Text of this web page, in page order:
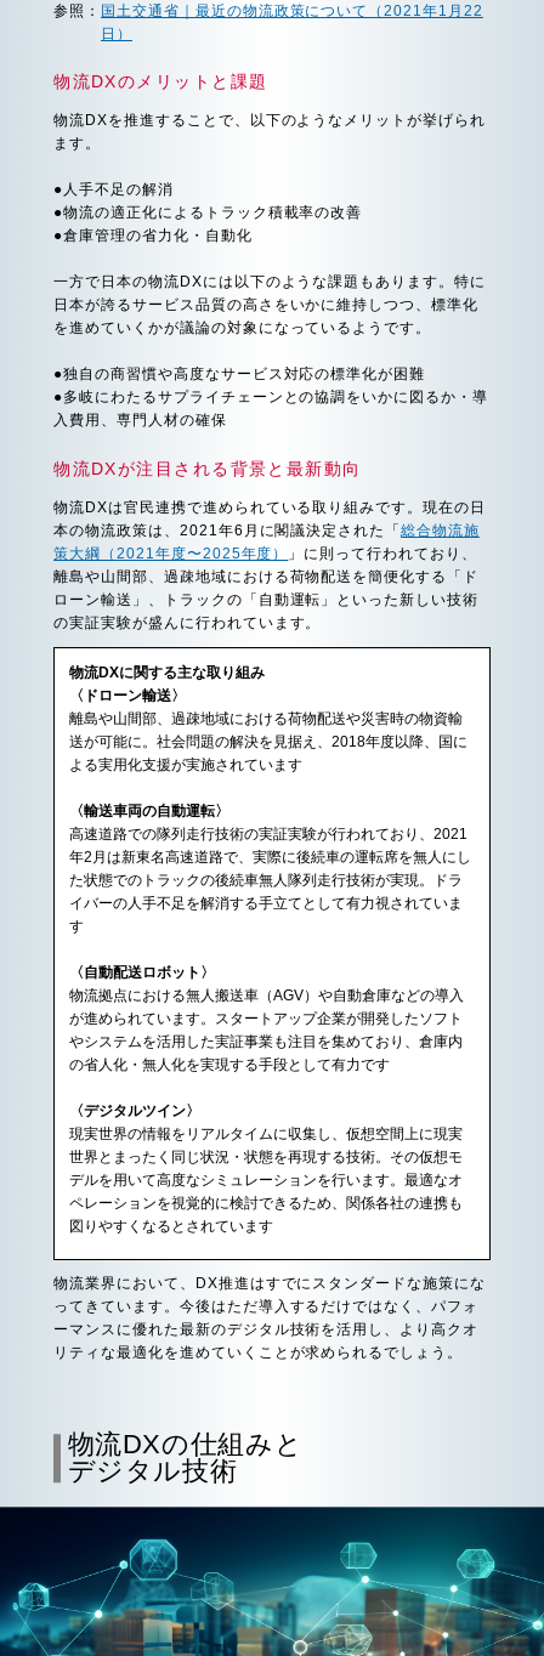
参照： 国土交通省｜最近の物流政策について（2021年1月22
日）
物流DXのメリットと課題
物流DXを推進することで、以下のようなメリットが挙げられ
ます。
●人手不足の解消
●物流の適正化によるトラック積載率の改善
●倉庫管理の省力化・自動化
一方で日本の物流DXには以下のような課題もあります。特に
日本が誇るサービス品質の高さをいかに維持しつつ、標準化
を進めていくかが議論の対象になっているようです。
●独自の商習慣や高度なサービス対応の標準化が困難
●多岐にわたるサプライチェーンとの協調をいかに図るか・導
入費用、専門人材の確保
物流DXが注目される背景と最新動向
物流DXは官民連携で進められている取り組みです。現在の日
本の物流政策は、2021年6月に閣議決定された「総合物流施
策大綱（2021年度〜2025年度）
」に則って行われており、
離島や山間部、過疎地域における荷物配送を簡便化する「ド
ローン輸送」、トラックの「自動運転」といった新しい技術
の実証実験が盛んに行われています。
物流DXに関する主な取り組み
〈ドローン輸送〉
離島や山間部、過疎地域における荷物配送や災害時の物資輸
送が可能に。社会問題の解決を見据え、2018年度以降、国に
よる実用化支援が実施されています
〈輸送車両の自動運転〉
高速道路での隊列走行技術の実証実験が行われており、2021
年2月は新東名高速道路で、実際に後続車の運転席を無人にし
た状態でのトラックの後続車無人隊列走行技術が実現。ドラ
イバーの人手不足を解消する手立てとして有力視されていま
す
〈自動配送ロボット〉
物流拠点における無人搬送車（AGV）や自動倉庫などの導入
が進められています。スタートアップ企業が開発したソフト
やシステムを活用した実証事業も注目を集めており、倉庫内
の省人化・無人化を実現する手段として有力です
〈デジタルツイン〉
現実世界の情報をリアルタイムに収集し、仮想空間上に現実
世界とまったく同じ状況・状態を再現する技術。その仮想モ
デルを用いて高度なシミュレーションを行います。最適なオ
ペレーションを視覚的に検討できるため、関係各社の連携も
図りやすくなるとされています
物流業界において、DX推進はすでにスタンダードな施策にな
ってきています。今後はただ導入するだけではなく、パフォ
ーマンスに優れた最新のデジタル技術を活用し、より高クオ
リティな最適化を進めていくことが求められるでしょう。
物流DXの仕組みと
デジタル技術